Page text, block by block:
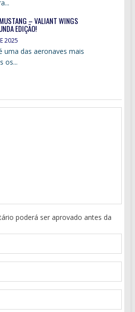
– VALIANT WINGS
EDIÇÃO!
2025
uma das aeronaves mais
os...
poderá ser aprovado antes da